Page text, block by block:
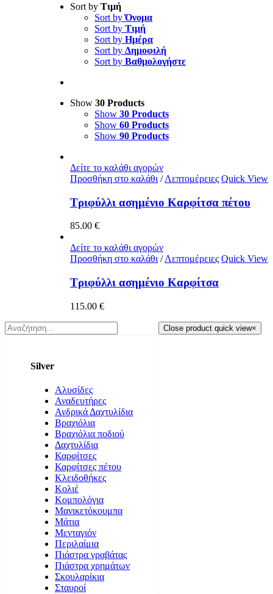
Sort by Τιμή
Sort byΌνομα
Sort by Τιμή
Sort by Ημέρα
Sort by Δημοφιλή
Sort by Βαθμολογήστε
Show 30 Products
Show 30 Products
Show 60 Products
Show 90 Products
Δείτε το καλάθι αγορών
Προσθήκη στο καλάθι / Λεπτομέρειες Quick View
Τριφύλλι ασημένιο Καρφίτσα πέτου
85.00 €
Δείτε το καλάθι αγορών
Προσθήκη στο καλάθι / Λεπτομέρειες Quick View
Τριφύλλι ασημένιο Καρφίτσα
115.00 €
Silver
Αλυσίδες
Αναδευτήρες
Ανδρικά Δαχτυλίδια
Βραχιόλια
Βραχιόλια ποδιού
Δαχτυλίδια
Καρφίτσες
Καρφίτσες πέτου
Κλειδοθήκες
Κολιέ
Κομπολόγια
Μανικετόκουμπα
Μάτια
Μενταγιόν
Περιλαίμια
Πιάστρα γραβάτας
Πιάστρα χρημάτων
Σκουλαρίκια
Σταυροί
Close product quick view×